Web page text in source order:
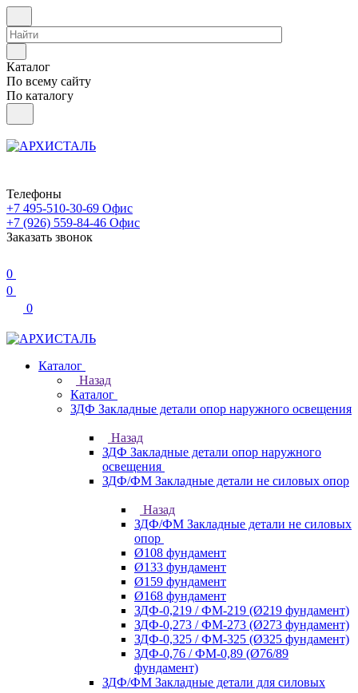
Каталог
По всему сайту
По каталогу
Телефоны
+7 495-510-30-69 Офис
+7 (926) 559-84-46 Офис
Заказать звонок
0
0
0
Каталог
Назад
Каталог
ЗДФ Закладные детали опор наружного освещения
Назад
ЗДФ Закладные детали опор наружного
освещения
ЗДФ/ФМ Закладные детали не силовых опор
Назад
ЗДФ/ФМ Закладные детали не силовых
опор
Ø108 фундамент
Ø133 фундамент
Ø159 фундамент
Ø168 фундамент
ЗДФ-0,219 / ФМ-219 (Ø219 фундамент)
ЗДФ-0,273 / ФМ-273 (Ø273 фундамент)
ЗДФ-0,325 / ФМ-325 (Ø325 фундамент)
ЗДФ-0,76 / ФМ-0,89 (Ø76/89
фундамент)
ЗДФ/ФМ Закладные детали для силовых